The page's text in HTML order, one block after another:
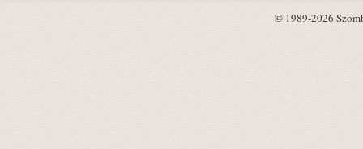
© 1989-2026